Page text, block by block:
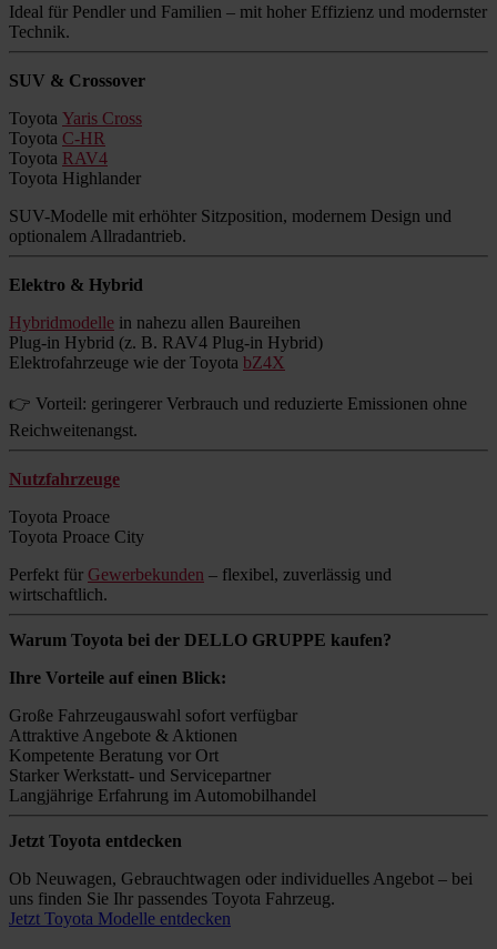
Ideal für Pendler und Familien – mit hoher Effizienz und modernster
Technik.
SUV & Crossover
Toyota Yaris Cross
Toyota C-HR
Toyota RAV4
Toyota Highlander
SUV-Modelle mit erhöhter Sitzposition, modernem Design und
optionalem Allradantrieb.
Elektro & Hybrid
Hybridmodelle in nahezu allen Baureihen
Plug-in Hybrid (z. B. RAV4 Plug-in Hybrid)
Elektrofahrzeuge wie der Toyota bZ4X
👉 Vorteil: geringerer Verbrauch und reduzierte Emissionen ohne
Reichweitenangst.
Nutzfahrzeuge
Toyota Proace
Toyota Proace City
Perfekt für Gewerbekunden – flexibel, zuverlässig und
wirtschaftlich.
Warum Toyota bei der DELLO GRUPPE kaufen?
Ihre Vorteile auf einen Blick:
Große Fahrzeugauswahl sofort verfügbar
Attraktive Angebote & Aktionen
Kompetente Beratung vor Ort
Starker Werkstatt- und Servicepartner
Langjährige Erfahrung im Automobilhandel
Jetzt Toyota entdecken
Ob Neuwagen, Gebrauchtwagen oder individuelles Angebot – bei
uns finden Sie Ihr passendes Toyota Fahrzeug.
Jetzt Toyota Modelle entdecken